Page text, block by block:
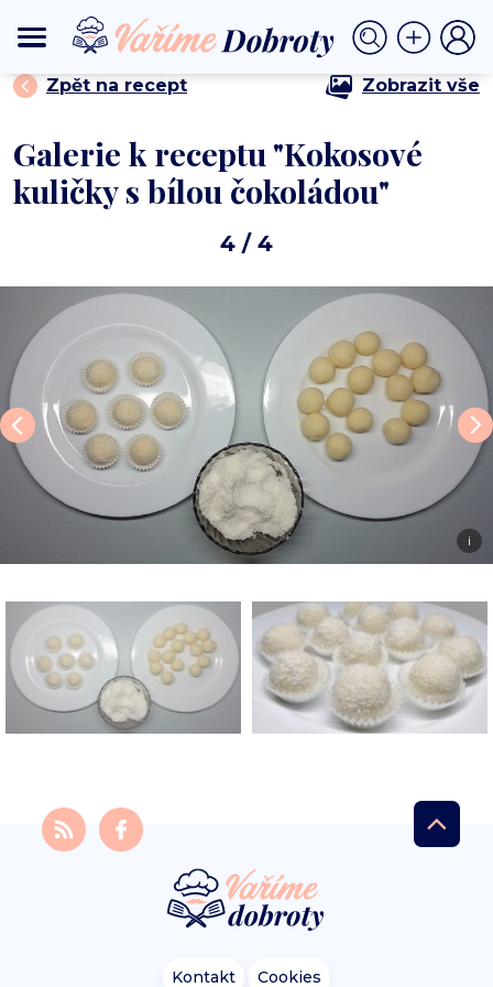
DOMŮ CUKROVÍ⟩ Kokosové kuličky s bílou čokoládou
Zpět na recept Zobrazit vše
Galerie k receptu "Kokosové
kuličky s bílou čokoládou"
4 / 4
i
Kontakt Cookies